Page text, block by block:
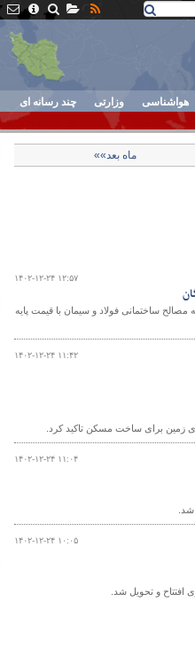
هواشناسی وزارتی چند رسانه ای
ماه بعد»»
۱۴۰۲-۱۲-۲۴ ۱۲:۵۷
ساختمانی فولاد و سیمان با قیمت پایه
۱۴۰۲-۱۲-۲۴ ۱۱:۴۲
۱۴۰۲-۱۲-۲۴ ۱۱:۰۴
۱۴۰۲-۱۲-۲۴ ۱۰:۰۵